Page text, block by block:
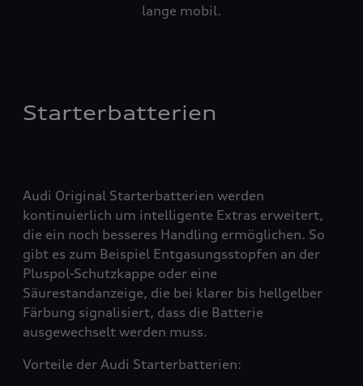
lange mobil.
Starterbatterien
Audi Original Starterbatterien werden
kontinuierlich um intelligente Extras erweitert,
die ein noch besseres Handling ermöglichen. So
gibt es zum Beispiel Entgasungsstopfen an der
Pluspol-Schutzkappe oder eine
Säurestandanzeige, die bei klarer bis hellgelber
Färbung signalisiert, dass die Batterie
ausgewechselt werden muss.
Vorteile der Audi Starterbatterien: